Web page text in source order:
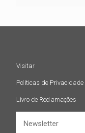
Visitar
Politicas de Privacidade
Livro de Reclamações